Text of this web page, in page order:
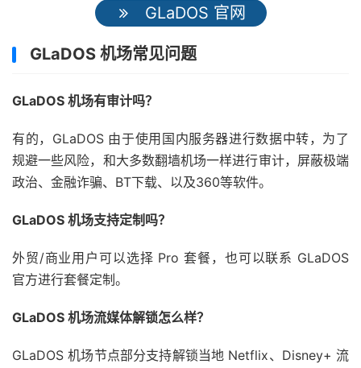
GLaDOS 官网
GLaDOS 机场常见问题
GLaDOS 机场有审计吗？
有的，GLaDOS 由于使用国内服务器进行数据中转，为了
规避一些风险，和大多数翻墙机场一样进行审计，屏蔽极端
政治、金融诈骗、BT下载、以及360等软件。
GLaDOS 机场支持定制吗？
外贸/商业用户可以选择 Pro 套餐，也可以联系 GLaDOS
官方进行套餐定制。
GLaDOS 机场流媒体解锁怎么样？
GLaDOS 机场节点部分支持解锁当地 Netflix、Disney+ 流